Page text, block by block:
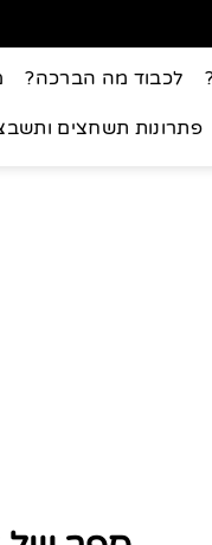
לכבוד מה הברכה?
פתרונות תשחצים